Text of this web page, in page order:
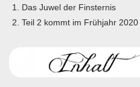
Das Juwel der Finsternis
Teil 2 kommt im Frühjahr